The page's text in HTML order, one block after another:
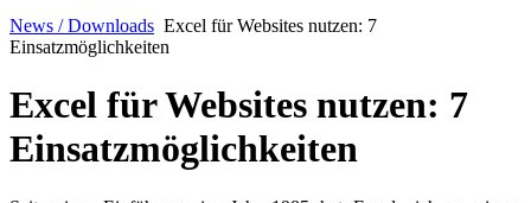
News / Downloads Excel für Websites nutzen: 7
Einsatzmöglichkeiten
Excel für Websites nutzen: 7
Einsatzmöglichkeiten